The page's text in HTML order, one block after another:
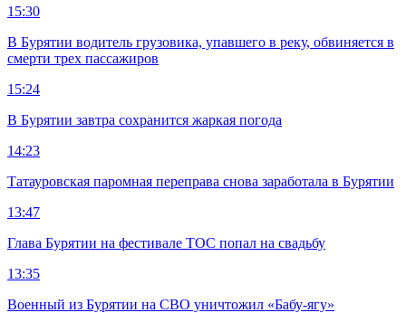
15:30
В Бурятии водитель грузовика, упавшего в реку, обвиняется в
смерти трех пассажиров
15:24
В Бурятии завтра сохранится жаркая погода
14:23
Татауровская паромная переправа снова заработала в Бурятии
13:47
Глава Бурятии на фестивале ТОС попал на свадьбу
13:35
Военный из Бурятии на СВО уничтожил «Бабу-ягу»